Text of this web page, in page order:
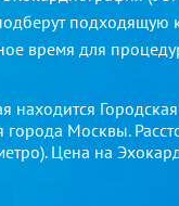
подходящую
время для
находится
Москвы.
Цена на